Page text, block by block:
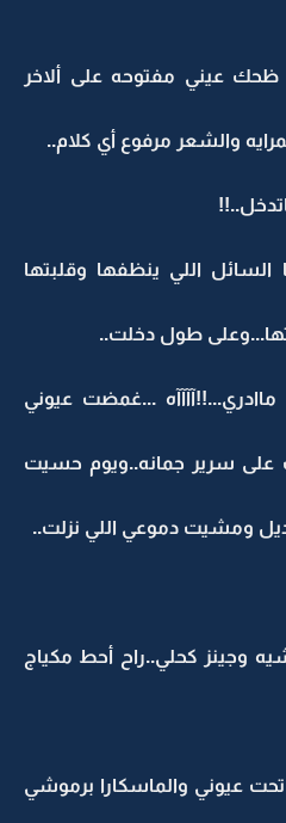
عيني مفتوحه على ألاخر
والشعر مرفوع أي كلام..
اللي ينظفها وقلبتها
طول دخلت..
ماادري...!!آآآآه ...غمضت عيوني
سرير جمانه..ويوم حسيت
ومشيت دموعي اللي نزلت..
وجينز كحلي..راح أحط مكياج
عيوني والماسكارا برموشي